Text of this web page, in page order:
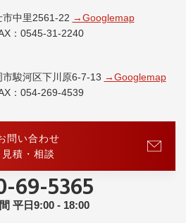
中里2561-22 →Googlemap
：0545-31-2240
駿河区下川原6-7-13 →Googlemap
：054-269-4539
問い合わせ
見積・相談
69-5365
平日9:00 - 18:00